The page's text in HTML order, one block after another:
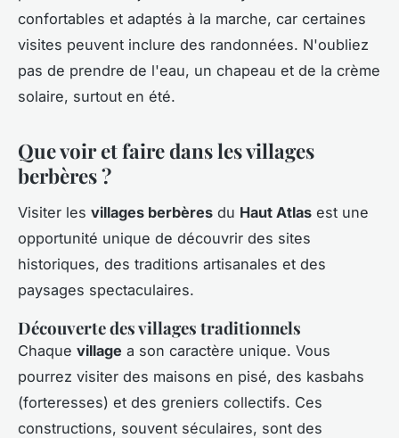
confortables et adaptés à la marche, car certaines
visites peuvent inclure des randonnées. N'oubliez
pas de prendre de l'eau, un chapeau et de la crème
solaire, surtout en été.
Que voir et faire dans les villages
berbères ?
Visiter les villages berbères du Haut Atlas est une
opportunité unique de découvrir des sites
historiques, des traditions artisanales et des
paysages spectaculaires.
Découverte des villages traditionnels
Chaque village a son caractère unique. Vous
pourrez visiter des maisons en pisé, des kasbahs
(forteresses) et des greniers collectifs. Ces
constructions, souvent séculaires, sont des